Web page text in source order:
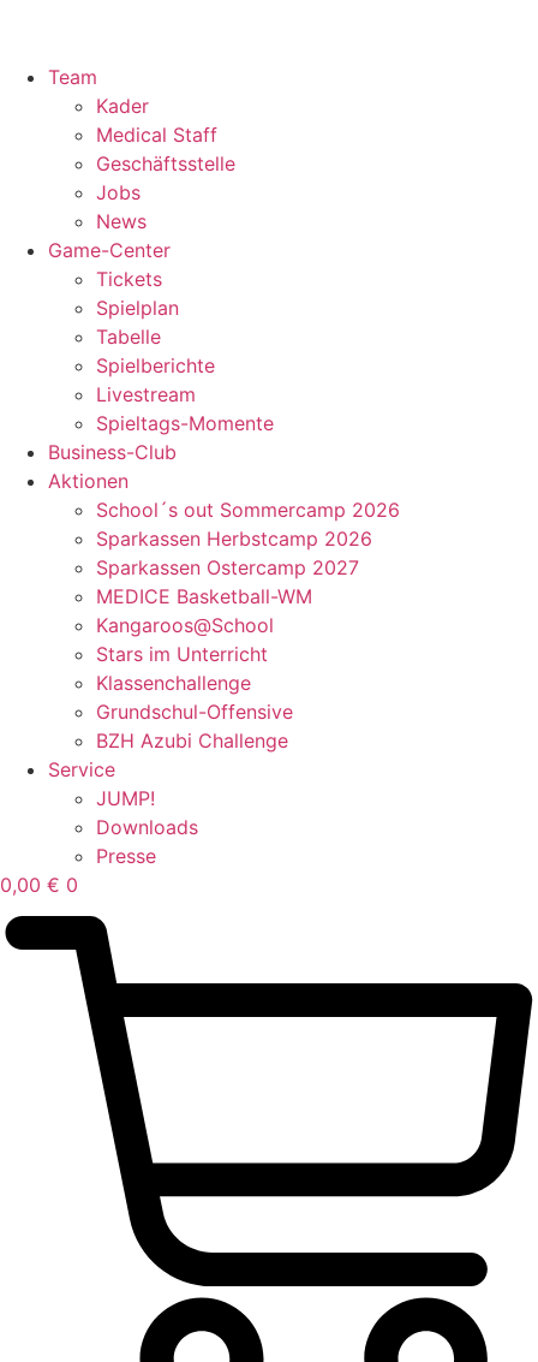
Team
Kader
Medical Staff
Geschäftsstelle
Jobs
News
Game-Center
Tickets
Spielplan
Tabelle
Spielberichte
Livestream
Spieltags-Momente
Business-Club
Aktionen
School´s out Sommercamp 2026
Sparkassen Herbstcamp 2026
Sparkassen Ostercamp 2027
MEDICE Basketball-WM
Kangaroos@School
Stars im Unterricht
Klassenchallenge
Grundschul-Offensive
BZH Azubi Challenge
Service
JUMP!
Downloads
Presse
0,00 € 0